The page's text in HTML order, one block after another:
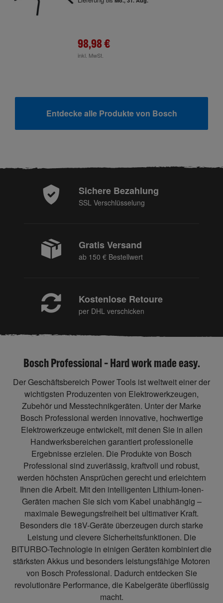
98,98 €
inkl. MwSt.
Entdecke alle Produkte von Bosch
Sichere Bezahlung
SSL Verschlüsselung
Gratis Versand
ab 150 € Bestellwert
Kostenlose Retoure
per DHL verschicken
Bosch Professional – Hard work made easy.
Der Geschäftsbereich Power Tools ist weltweit einer der
wichtigsten Produzenten von Elektrowerkzeugen,
Zubehör und Messtechnikgeräten. Unter der Marke
Bosch Professional werden innovative, hochwertige
Elektrowerkzeuge entwickelt, mit denen Sie in allen
Handwerksbereichen garantiert professionelle
Ergebnisse erzielen. Die Produkte von Bosch
Professional sind zuverlässig, kraftvoll und robust,
werden höchsten Ansprüchen gerecht und erleichtern
Ihnen die Arbeit. Mit den intelligenten Lithium-Ionen-
Geräten machen Sie sich vom Kabel unabhängig –
maximale Bewegungsfreiheit bei ultimativer Kraft.
Besonders die 18V-Geräte überzeugen durch starke
Leistung und clevere Sicherheitsfunktionen. Die
BITURBO-Technologie in einigen Geräten kombiniert die
stärksten Akkus und besonders leistungsfähige Motoren
von Bosch Professional. Dadurch entdecken Sie
revolutionäre Performance, die Kabelgeräte überflüssig
macht.